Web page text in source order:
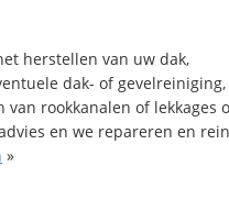
herstellen van uw dak,
dak- of gevelreiniging,
rookkanalen of lekkages
en we repareren en
»